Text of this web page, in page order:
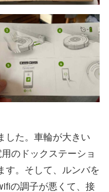
した。車輪が大きい
のドックステーショ
す。そして、ルンバを
の調子が悪くて、接